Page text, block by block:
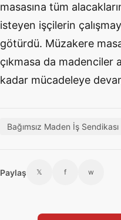
masasına tüm
isteyen işçilerin
götürdü. Müzakere
çıkmasa da madenciler
kadar mücadeleye
Bağımsız Maden İş Sendikası
Paylaş 𝕏 f w